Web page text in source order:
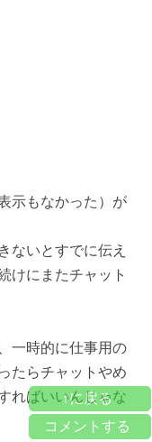
示もなかった）が
ないとすでに伝え
けにまたチャット
一時的に仕事用の
たらチャットやめ
ればいいんじゃな
↑に戻る
コメントする